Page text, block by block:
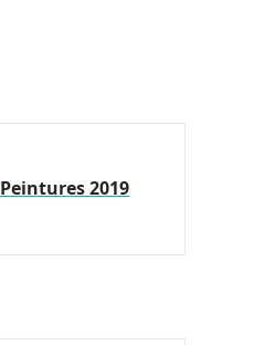
Peintures 2019